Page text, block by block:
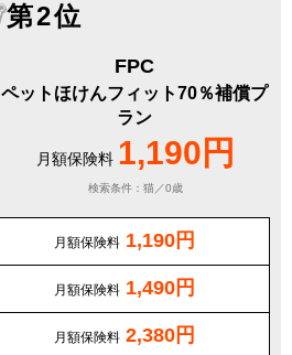
第2位
FPC
ペットほけんフィット70％補償プ
ラン
月額保険料 1,190円
検索条件：猫／0歳
月額保険料 1,190円
月額保険料 1,490円
月額保険料 2,380円